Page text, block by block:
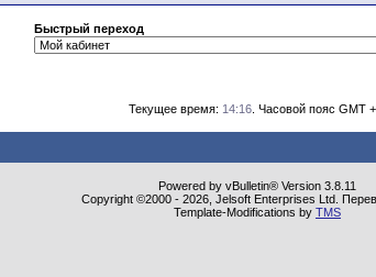
Быстрый переход
Текущее время: 14:16 . Часовой пояс GMT
Powered by vBulletin® Version 3.8.11
Copyright ©2000 - 2026, Jelsoft Enterprises Ltd.
Template-Modifications by TMS